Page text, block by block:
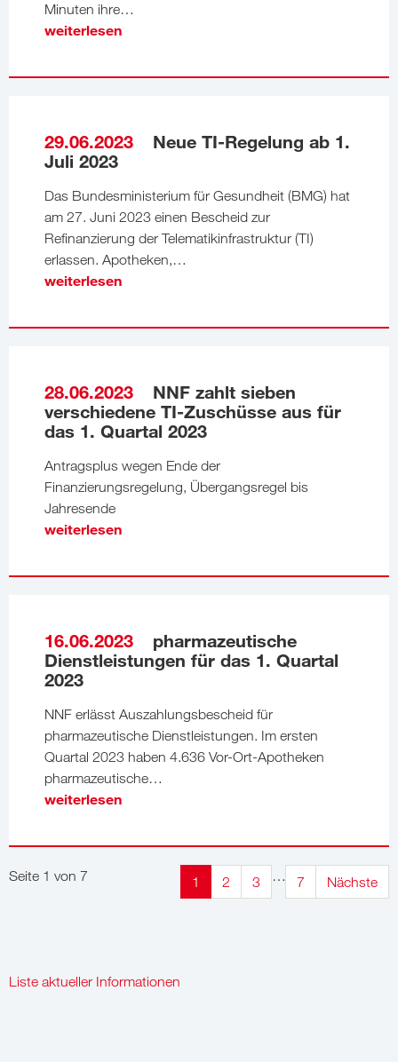
Minuten ihre…
weiterlesen
29.06.2023
Neue TI-Regelung ab 1.
Juli 2023
Das Bundesministerium für Gesundheit (BMG) hat
am 27. Juni 2023 einen Bescheid zur
Refinanzierung der Telematikinfrastruktur (TI)
erlassen. Apotheken,…
weiterlesen
28.06.2023
NNF zahlt sieben
verschiedene TI-Zuschüsse aus für
das 1. Quartal 2023
Antragsplus wegen Ende der
Finanzierungsregelung, Übergangsregel bis
Jahresende
weiterlesen
16.06.2023
pharmazeutische
Dienstleistungen für das 1. Quartal
2023
NNF erlässt Auszahlungsbescheid für
pharmazeutische Dienstleistungen. Im ersten
Quartal 2023 haben 4.636 Vor-Ort-Apotheken
pharmazeutische…
weiterlesen
Seite 1 von 7 1 2 3 … 7 Nächste
Liste aktueller Informationen